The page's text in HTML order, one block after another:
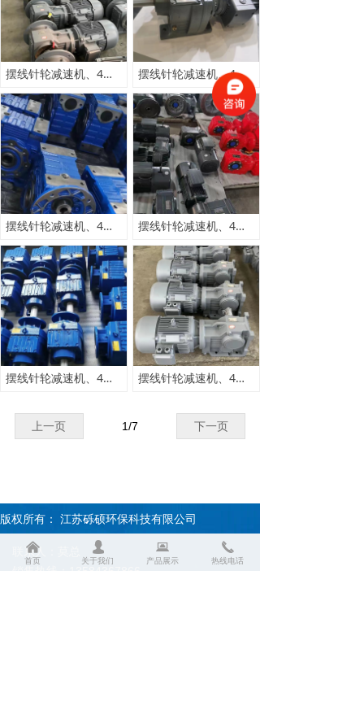
摆线针轮减速机、4大系列齿轮减速机 摆线针轮减速机、4大系列齿轮减速机
摆线针轮减速机、4大系列齿轮减速机 摆线针轮减速机、4大系列齿轮减速机
摆线针轮减速机、4大系列齿轮减速机 摆线针轮减速机、4大系列齿轮减速机
上一页 下一页
1/7
联系人：莫总
版权所有： 江苏砾硕环保科技有限公司
낀
首页
넙
关于我们
뀵
产品展示
끅
热线电话